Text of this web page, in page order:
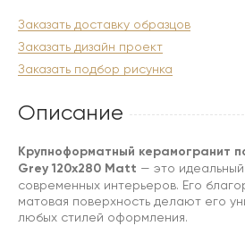
Заказать доставку образцов
Заказать дизайн проект
Заказать подбор рисунка
Описание
Крупноформатный керамогранит
Grey 120x280 Matt — это
современных интерьеров. Его
матовая поверхность делают его
любых стилей оформления.